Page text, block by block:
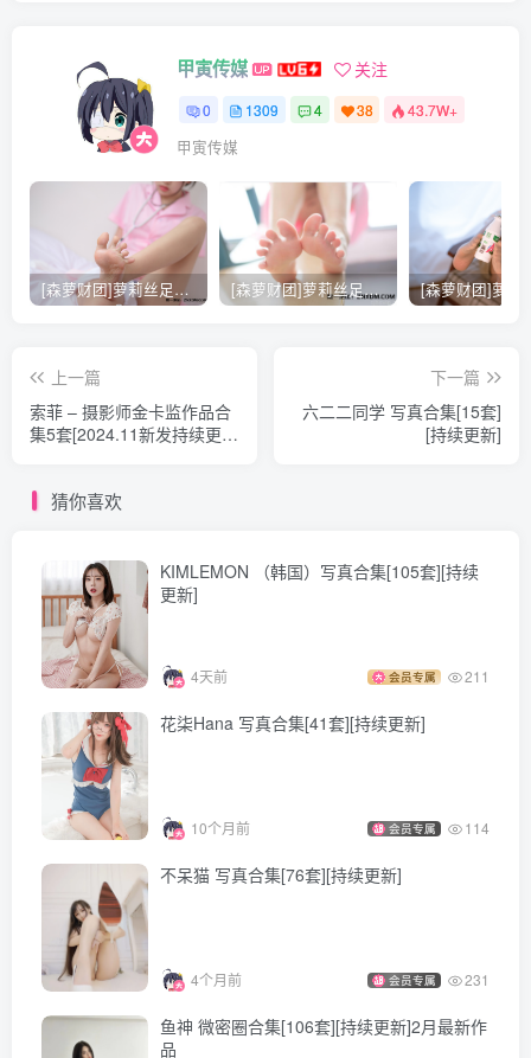
010.Habin (하빈) – Bikini Attack 02 [20P+1V／3.68GB]
009.Habin (하빈) – Bikini Attack 01 [20P+1V／3.61GB]
008.Habin (하빈) – 2023 January[133P-1.49G]
007.Habin (하빈) – VVVIP Sunday Afternoon [45P4V-504M]
006.Habin (하빈) – VVVIP Platinum[14P-10V-938.7M]
005.Habin (하빈) – VVVIP At the Office [13P2V-381MB]
003.Habin (하빈) – Flower Bath with Habin [103P-887MB]
002.Habin (하빈) – Early Morning[21P-288.9M]
001.Habin (하빈) – B&W[8P-110.5M]
如遇网盘文件失效，请勿着急，请直接评论区反馈（显示审
传！
甲寅传媒 关注
0 1309 4 38 43.7W+
甲寅传媒
[森萝财团]萝莉丝足写真 [X-021] 护士妹妹穿白丝 [森萝财团]萝莉丝足写真 [X-026] JK粉色校服白丝
上一篇
索菲 – 摄影师金卡监作品合
集5套[2024.11新发持续更
下一篇
六二二同学 写真合集[15套]
[持续更新]
猜你喜欢
KIMLEMON （韩国）写真合集[105套][持续
更新]
4天前 会员专属 211
花柒Hana 写真合集[41套][持续更新]
10个月前 会员专属 114
不呆猫 写真合集[76套][持续更新]
4个月前 会员专属 231
鱼神 微密圈合集[106套][持续更新]2月最新作
品